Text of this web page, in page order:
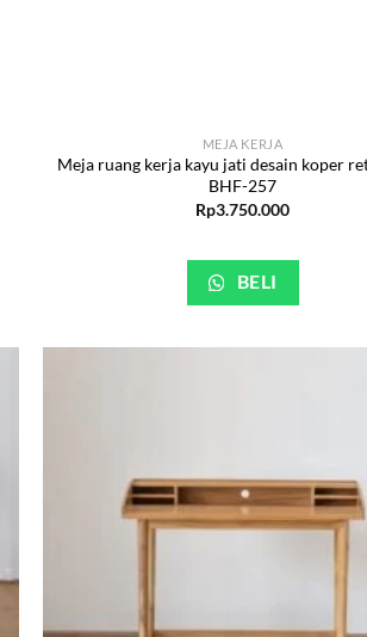
MEJA KERJA
Meja ruang kerja kayu jati desain koper
BHF-257
Rp3.750.000
BELI